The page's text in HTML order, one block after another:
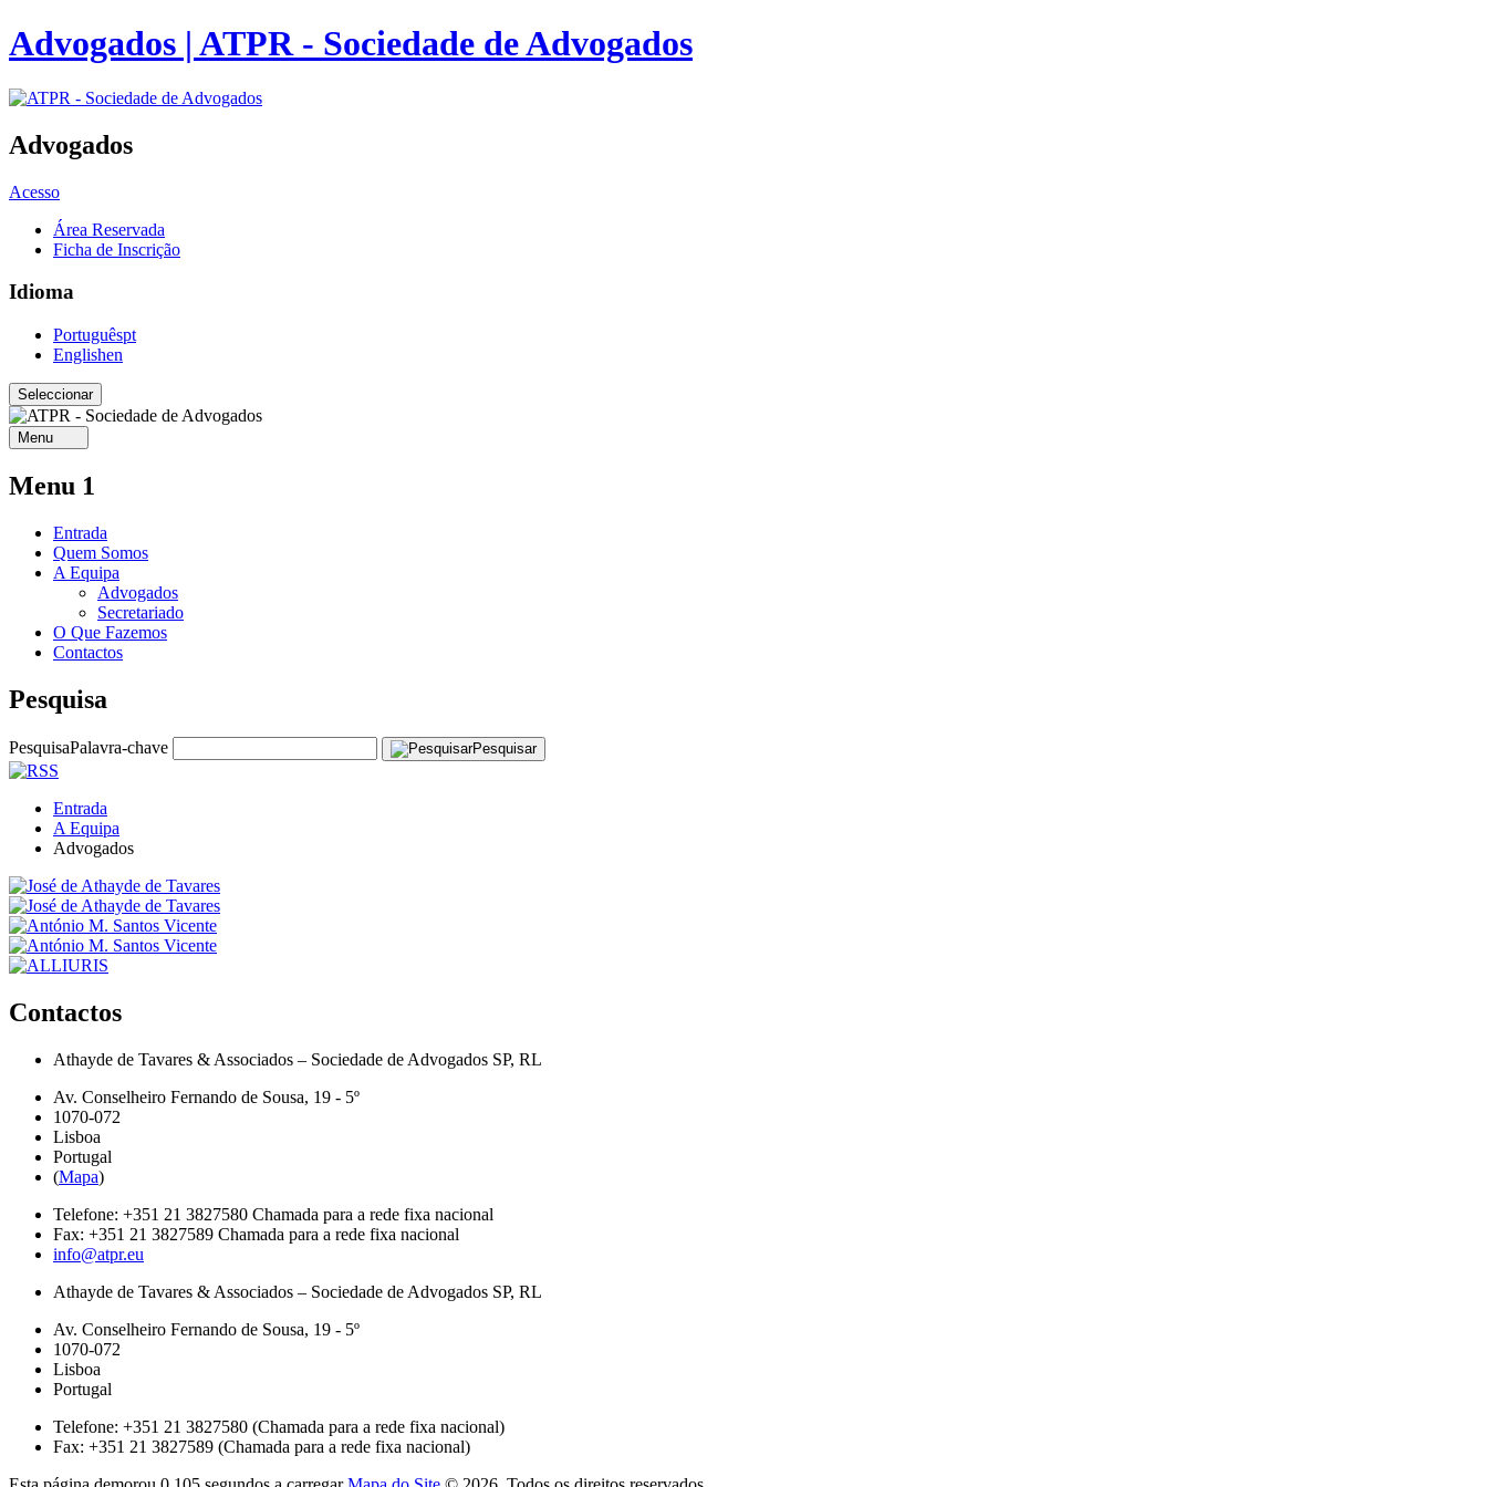
Advogados | ATPR - Sociedade de Advogados
Advogados
Acesso
Área Reservada
Ficha de Inscrição
Idioma
Portuguêspt
Englishen
Menu
Menu 1
Entrada
Quem Somos
A Equipa
Advogados
Secretariado
O Que Fazemos
Contactos
Pesquisa
PesquisaPalavra-chave Pesquisar
Entrada
A Equipa
Advogados
Contactos
Athayde de Tavares & Associados – Sociedade de Advogados SP, RL
Av. Conselheiro Fernando de Sousa, 19 - 5º
1070-072
Lisboa
Portugal
(Mapa)
Telefone: +351 21 3827580 Chamada para a rede fixa nacional
Fax: +351 21 3827589 Chamada para a rede fixa nacional
info@atpr.eu
Athayde de Tavares & Associados – Sociedade de Advogados SP, RL
Av. Conselheiro Fernando de Sousa, 19 - 5º
1070-072
Lisboa
Portugal
Telefone: +351 21 3827580 (Chamada para a rede fixa nacional)
Fax: +351 21 3827589 (Chamada para a rede fixa nacional)